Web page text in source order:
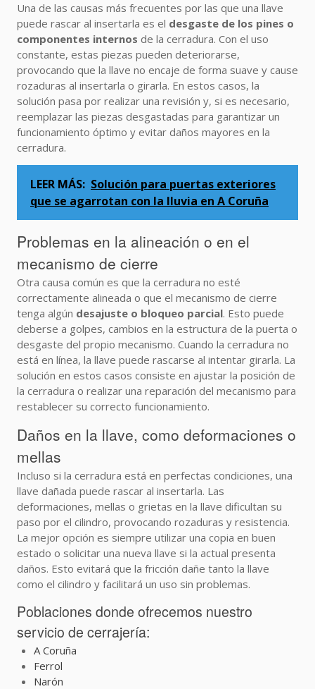
Una de las causas más frecuentes por las que una llave
puede rascar al insertarla es el desgaste de los pines o
componentes internos de la cerradura. Con el uso
constante, estas piezas pueden deteriorarse,
provocando que la llave no encaje de forma suave y cause
rozaduras al insertarla o girarla. En estos casos, la
solución pasa por realizar una revisión y, si es necesario,
reemplazar las piezas desgastadas para garantizar un
funcionamiento óptimo y evitar daños mayores en la
cerradura.
LEER MÁS: Solución para puertas exteriores
que se agarrotan con la lluvia en A Coruña
Problemas en la alineación o en el
mecanismo de cierre
Otra causa común es que la cerradura no esté
correctamente alineada o que el mecanismo de cierre
tenga algún desajuste o bloqueo parcial. Esto puede
deberse a golpes, cambios en la estructura de la puerta o
desgaste del propio mecanismo. Cuando la cerradura no
está en línea, la llave puede rascarse al intentar girarla. La
solución en estos casos consiste en ajustar la posición de
la cerradura o realizar una reparación del mecanismo para
restablecer su correcto funcionamiento.
Daños en la llave, como deformaciones o
mellas
Incluso si la cerradura está en perfectas condiciones, una
llave dañada puede rascar al insertarla. Las
deformaciones, mellas o grietas en la llave dificultan su
paso por el cilindro, provocando rozaduras y resistencia.
La mejor opción es siempre utilizar una copia en buen
estado o solicitar una nueva llave si la actual presenta
daños. Esto evitará que la fricción dañe tanto la llave
como el cilindro y facilitará un uso sin problemas.
Poblaciones donde ofrecemos nuestro
servicio de cerrajería:
A Coruña
Ferrol
Narón